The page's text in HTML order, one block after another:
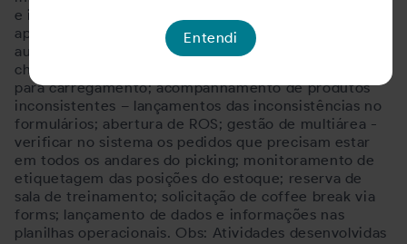
e indicadores da área; atividade de abastecimento;
apoio no Gate para receber e material do Seller;
auxiliar o representante de envio na atividade de
check in do produtos do Seller; montagem de palete
para carregamento; acompanhamento de produtos
inconsistentes – lançamentos das inconsistências no
formulários; abertura de ROS; gestão de multiárea -
verificar no sistema os pedidos que precisam estar
em todos os andares do picking; monitoramento de
etiquetagem das posições do estoque; reserva de
sala de treinamento; solicitação de coffee break via
forms; lançamento de dados e informações nas
planilhas operacionais. Obs: Atividades desenvolvidas
Entendi